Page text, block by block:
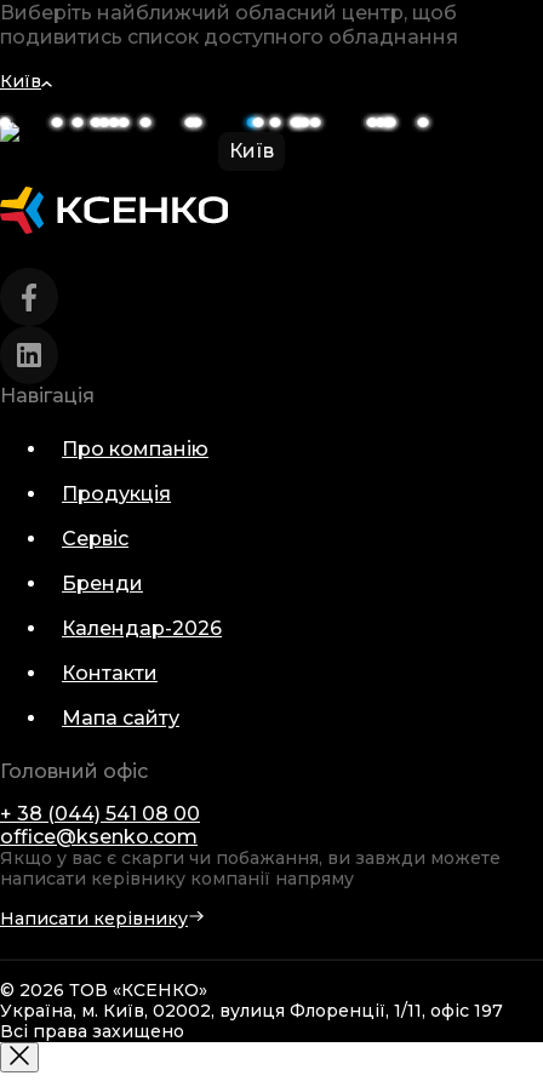
Виберіть найближчий обласний центр, щоб
подивитись список доступного обладнання
Київ
Київ
Навігація
Про компанію
Продукція
Сервіс
Бренди
Календар-2026
Контакти
Мапа сайту
Головний офіс
+ 38 (044) 541 08 00
office@ksenko.com
Якщо у вас є скарги чи побажання, ви завжди можете
написати керівнику компанії напряму
Написати керівнику
© 2026 ТОВ «КСЕНКО»
Україна, м. Київ, 02002, вулиця Флоренції, 1/11, офіс 197
Всі права захищено